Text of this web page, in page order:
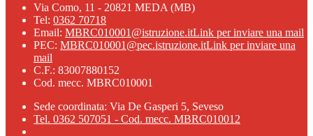
Via Como, 11 - 20821 MEDA (MB)
Tel: 0362 70718
Email: MBRC010001@istruzione.itLink per inviare una mail
PEC: MBRC010001@pec.istruzione.itLink per inviare una
mail
C.F.: 83007880152
Cod. mecc. MBRC010001
Sede coordinata: Via De Gasperi 5, Seveso
Tel. 0362 507051 - Cod. mecc. MBRC010012